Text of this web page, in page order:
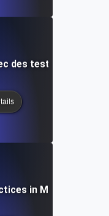
des tests de
in Monitoring